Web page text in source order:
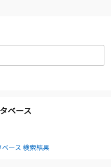
ベース
ース 検索結果